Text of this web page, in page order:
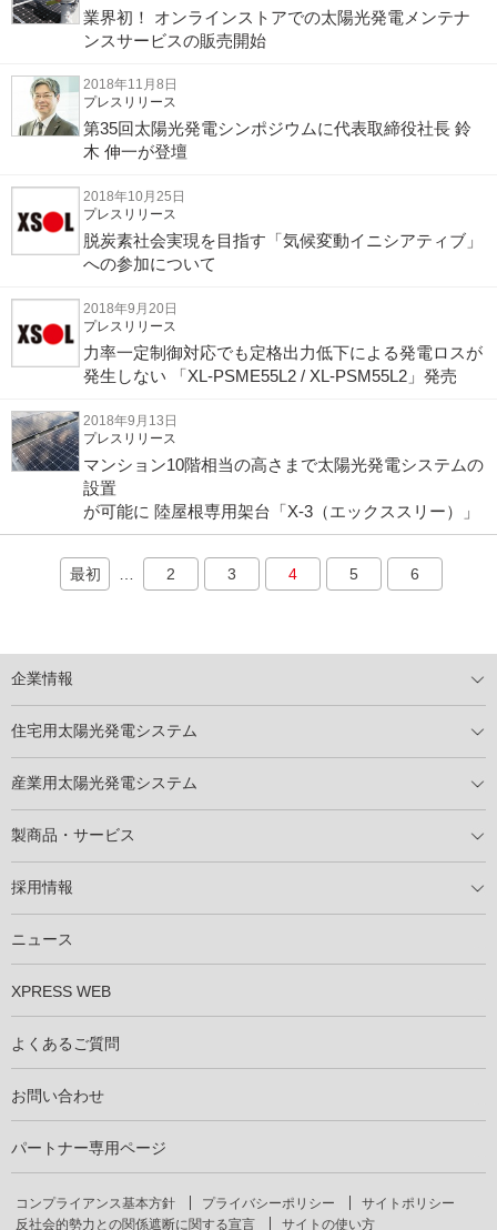
業界初！ オンラインストアでの太陽光発電メンテナ
ンスサービスの販売開始
2018年11月8日
プレスリリース
第35回太陽光発電シンポジウムに代表取締役社長 鈴
木 伸一が登壇
2018年10月25日
プレスリリース
脱炭素社会実現を目指す「気候変動イニシアティブ」
への参加について
2018年9月20日
プレスリリース
力率一定制御対応でも定格出力低下による発電ロスが
発生しない 「XL-PSME55L2 / XL-PSM55L2」発売
2018年9月13日
プレスリリース
マンション10階相当の高さまで太陽光発電システムの
設置
が可能に 陸屋根専用架台「X-3（エックススリー）」
最初 2 3 4 5 6
企業情報
住宅用太陽光発電システム
産業用太陽光発電システム
製商品・サービス
採用情報
ニュース
XPRESS WEB
よくあるご質問
お問い合わせ
パートナー専用ページ
コンプライアンス基本方針 プライバシーポリシー
サイトポリシー
反社会的勢力との関係遮断に関する宣言
サイトの使い方